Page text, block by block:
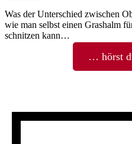
Was der Unterschied zwischen
wie man selbst einen Grashalm
schnitzen kann…
… hörst